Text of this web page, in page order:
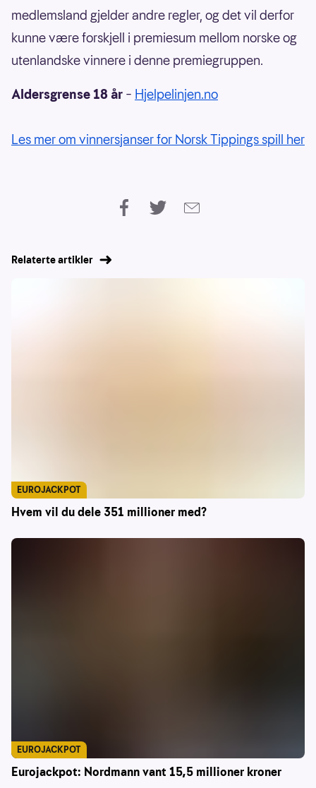
medlemsland gjelder andre regler, og det vil derfor
kunne være forskjell i premiesum mellom norske og
utenlandske vinnere i denne premiegruppen.
Aldersgrense 18 år – Hjelpelinjen.no
Les mer om vinnersjanser for Norsk Tippings spill her
Relaterte artikler
Hvem vil du dele 351 millioner med?
EUROJACKPOT
Eurojackpot: Nordmann vant 15,5 millioner kroner
EUROJACKPOT